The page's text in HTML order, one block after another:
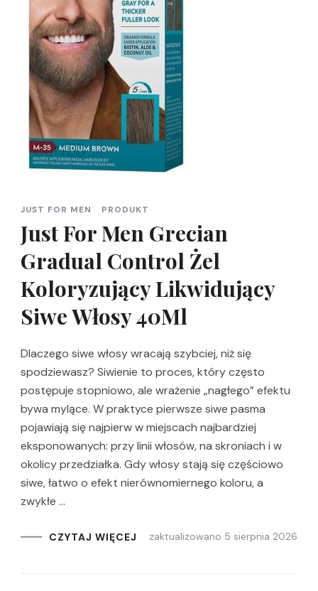
JUST FOR MEN PRODUKT
Just For Men Grecian
Gradual Control Żel
Koloryzujący Likwidujący
Siwe Włosy 40Ml
Dlaczego siwe włosy wracają szybciej, niż się
spodziewasz? Siwienie to proces, który często
postępuje stopniowo, ale wrażenie „nagłego” efektu
bywa mylące. W praktyce pierwsze siwe pasma
pojawiają się najpierw w miejscach najbardziej
eksponowanych: przy linii włosów, na skroniach i w
okolicy przedziałka. Gdy włosy stają się częściowo
siwe, łatwo o efekt nierównomiernego koloru, a
zwykłe …
CZYTAJ WIĘCEJ zaktualizowano 5 sierpnia 2026